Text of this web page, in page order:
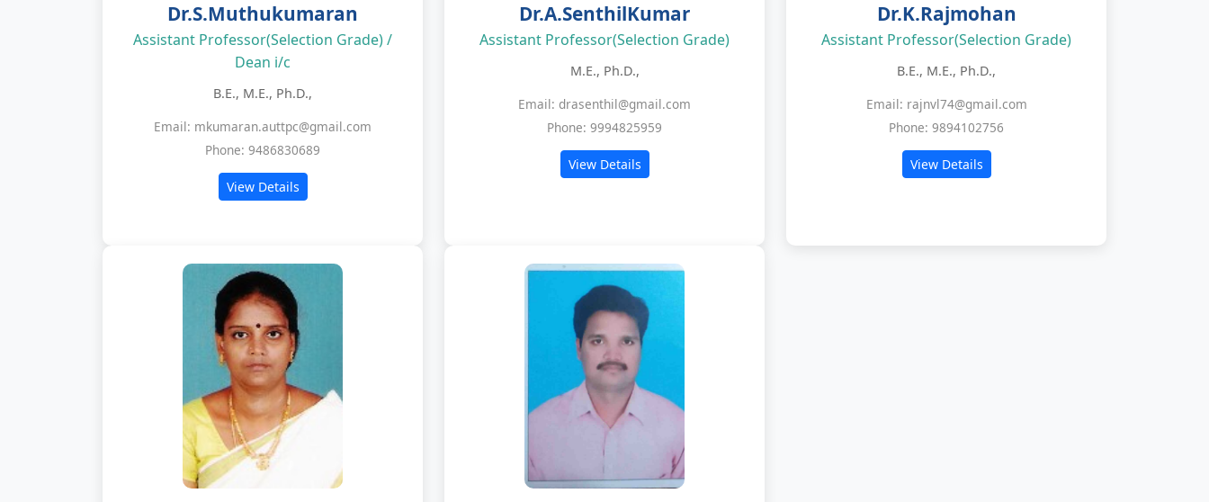
Dr.S.Muthukumaran
Assistant Professor(Selection Grade) /
Dean i/c
B.E., M.E., Ph.D.,
Email: mkumaran.auttpc@gmail.com
Phone: 9486830689
View Details
Dr.A.SenthilKumar
Assistant Professor(Selection Grade)
M.E., Ph.D.,
Email: drasenthil@gmail.com
Phone: 9994825959
View Details
Dr.K.Rajmohan
Assistant Professor(Selection Grade)
B.E., M.E., Ph.D.,
Email: rajnvl74@gmail.com
Phone: 9894102756
View Details